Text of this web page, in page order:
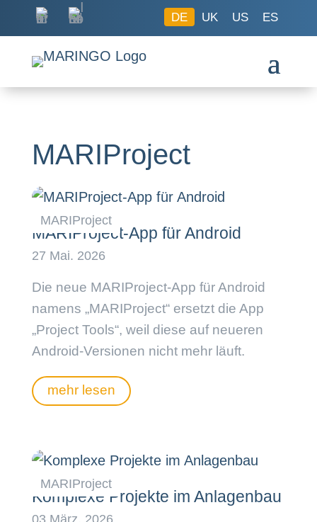
DE UK US ES
MARIProject
MARIProject-App für Android
Die neue MARIProject-App für Android
namens „MARIProject“ ersetzt die App
„Project Tools“, weil diese auf neueren
Android-Versionen nicht mehr läuft.
mehr lesen
Komplexe Projekte im Anlagenbau